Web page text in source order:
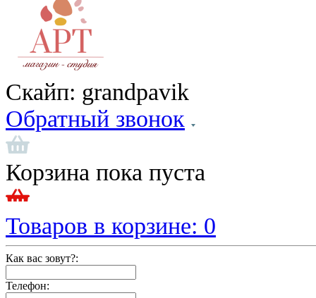
Скайп: grandpavik
Обратный звонок
Корзина пока пуста
Товаров в корзине: 0
Как вас зовут?:
Телефон: